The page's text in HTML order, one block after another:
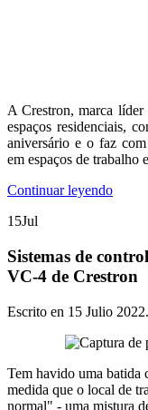
A Crestron, marca líder
espaços residenciais,
aniversário e o faz
em espaços de trabalho
Continuar leyendo
15Jul
Sistemas de
VC-4 de Crestron
Escrito en 15 Julio 2022.
Tem havido uma batida
medida que o local de
normal" - uma mistura